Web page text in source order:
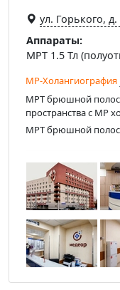
ул. Горького, д.
Аппараты:
МРТ 1.5 Тл
МР-Холангиография
МРТ брюшной
пространства с МР
МРТ брюшной